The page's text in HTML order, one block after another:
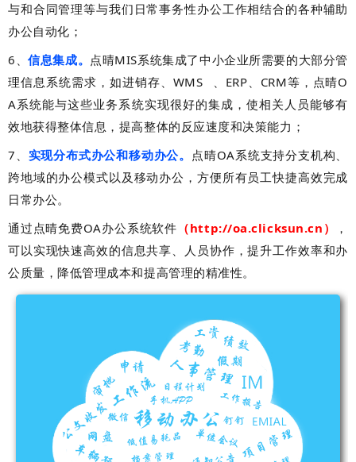
与和合同管理等与我们日常事务性办公工作相结合的各种辅助
办公自动化；
6、信息集成。 点晴MIS系统集成了中小企业所需要的大部分管
理信息系统需求，如进销存、 WMS
、ERP、CRM等，点晴O
A系统能与这些业务系统实现很好的集成，使相关人员能够有
效地获得整体信息，提高整体的反应速度和决策能力；
7、 实现分布式办公和移动办公。 点晴OA系统支持分支机构、
跨地域的办公模式以及移动办公，方便所有员工快捷高效完成
日常办公。
通过点晴免费OA办公系统软件 （http://oa.clicksun.cn）
，
可以实现快速高效的信息共享、人员协作，提升工作效率和办
公质量，降低管理成本和提高管理的精准性。